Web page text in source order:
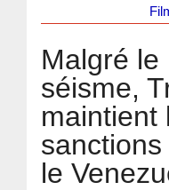
Malgré le
séisme,
maintient
le